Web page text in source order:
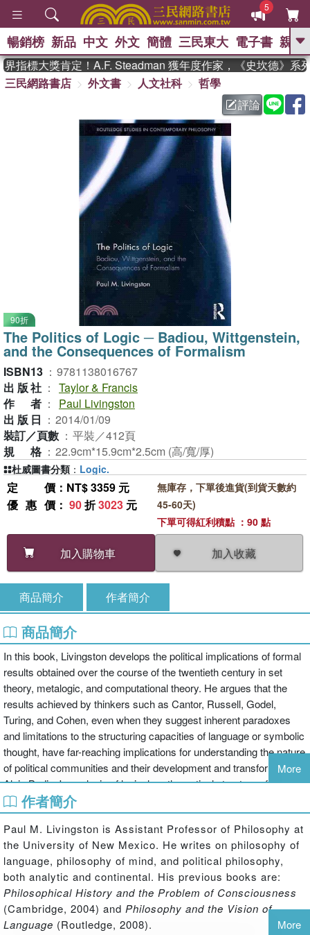
5
GO
熱搜： 東野圭吾 、
父親節 、 如果歷
暑期推薦 、 國際布克
獎 臺灣漫遊錄 、 方念華
登輝時代 、 數學女孩：黎曼猜想
偉大的迷走神經
暢銷榜 新品 中文 外文 簡體 三民東大 電子書 親子
指標大獎肯定！A.F. Steadman 獲年度作家，《史坎德》系列
三民網路書店
外文書 人文社科
哲學
評論
90折
The Politics of Logic ─ Badiou, Wittgenstein,
and the Consequences of Formalism
ISBN13 ： 9781138016767
出版社 ： Taylor & Francis
作者 ：
Paul Livingston
出版日 ： 2014/01/09
裝訂／頁數 ： 平裝／412頁
規格 ： 22.9cm*15.9cm*2.5cm (高/寬/厚)
定價 ：NT$ 3359 元
優惠價 ： 90折3023 元
加入購物車 加入收藏
無庫存，下單後進貨(到貨天數約
45-60天)
下單可得紅利積點 ：90 點
杜威圖書分類 ： Logic.
商品簡介 作者簡介
商品簡介
In this book, Livingston develops the political implications of formal
results obtained over the course of the twentieth century in set
theory, metalogic, and computational theory. He argues that the
results achieved by thinkers such as Cantor, Russell, Godel,
Turing, and Cohen, even when they suggest inherent paradoxes
and limitations to the structuring capacities of language or symbolic
thought, have far-reaching implications for understanding the nature
of political communities and their development and transformation.
Alain Badiou's analysis of logical-mathematical structures forms
the backbone of his comprehensive and provocative theory of
ontology, politics, and the possibilities of radical change. Through
interpretive readings of Badiou's work as well as the texts of
Giorgio Agamben, Jacques Lacan, Jacques Derrida, Gilles
Deleuze, and Ludwig Wittgenstein, Livingston develops a formally
based taxonomy of critical positions on the nature and structure of
political communities. These readings, along with readings of
Parmenides and Plato, show how the formal results can transfigure
two interrelated and ancient problems of the One and the Many: the
More
作者簡介
Paul M. Livingston is Assistant Professor of Philosophy at
the University of New Mexico. He writes on philosophy of
language, philosophy of mind, and political philosophy,
both analytic and continental. His previous books are:
Philosophical History and the Problem of Consciousness
(Cambridge, 2004) and Philosophy and the Vision of
Language (Routledge, 2008). More